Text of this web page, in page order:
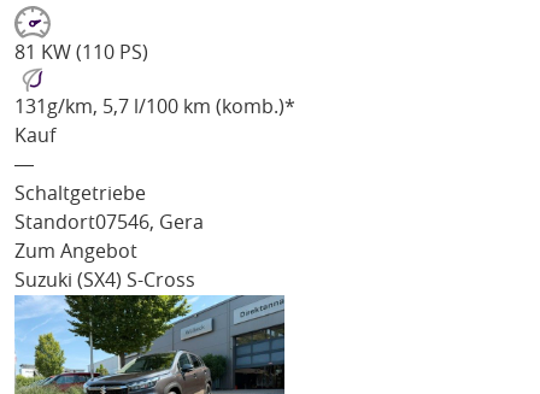
81 KW (110 PS)
131 g/km, 5,7 l/100 km (komb.)*
Kauf
―
Schaltgetriebe
Standort07546, Gera
Zum Angebot
Suzuki (SX4) S-Cross